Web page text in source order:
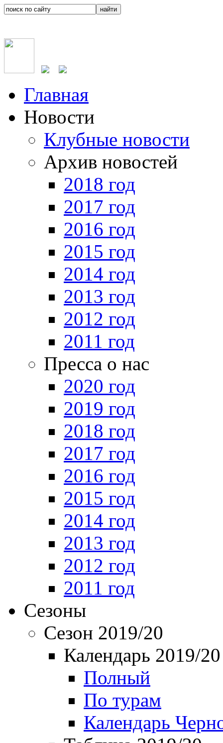
Главная
Новости
Клубные новости
Архив новостей
2018 год
2017 год
2016 год
2015 год
2014 год
2013 год
2012 год
2011 год
Пресса о нас
2020 год
2019 год
2018 год
2017 год
2016 год
2015 год
2014 год
2013 год
2012 год
2011 год
Сезоны
Сезон 2019/20
Календарь 2019/20
Полный
По турам
Календарь